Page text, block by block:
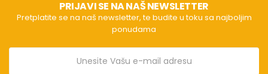
PRIJAVI SE NA NAŠ NEWSLETTER
Pretplatite se na naš newsletter, te budite u toku sa najboljim
ponudama